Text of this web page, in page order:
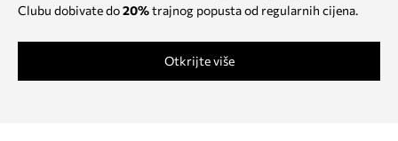
Clubu dobivate do20%trajnog popusta od regularnih cijena.
Otkrijte više